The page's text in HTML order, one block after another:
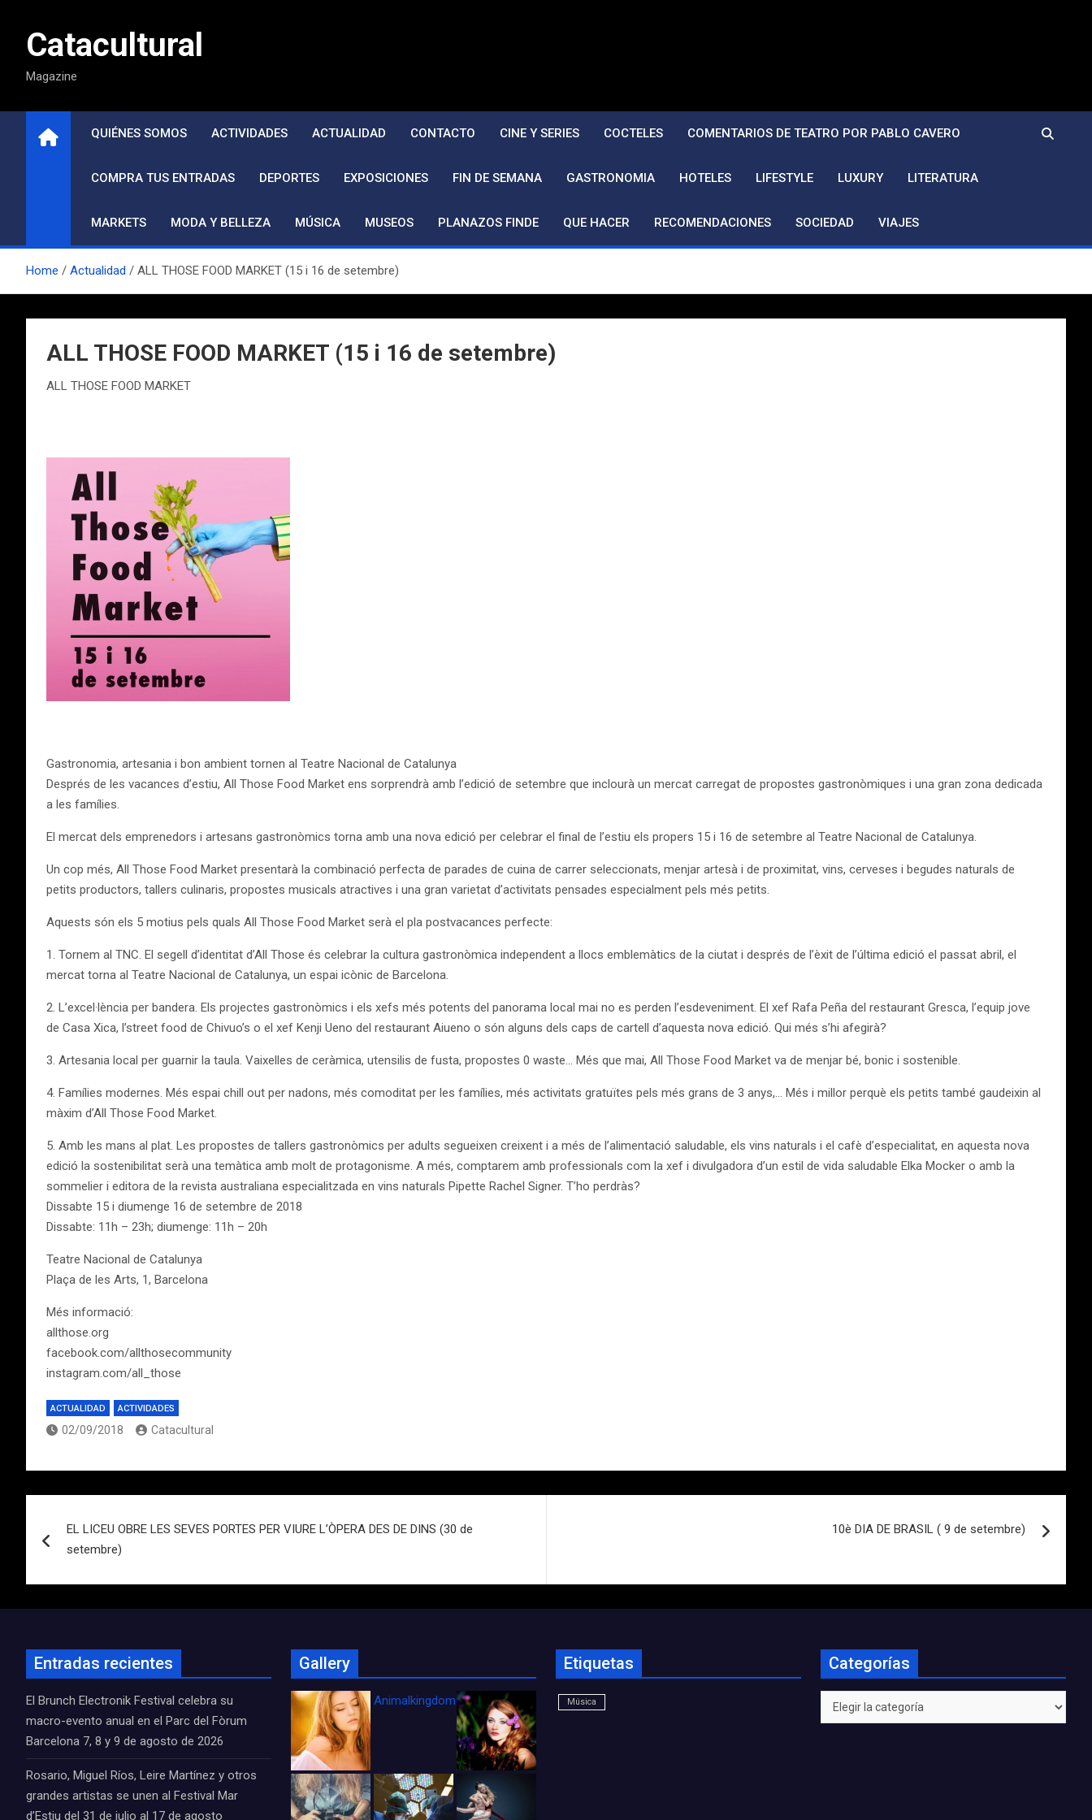
contenidoCatacultural
Magazine
QUIÉNES SOMOS ACTIVIDADES ACTUALIDAD CONTACTO CINE Y SERIES COCTELES COMENTARIOS DE TEATRO POR PABLO CAVERO
COMPRA TUS ENTRADAS DEPORTES EXPOSICIONES FIN DE SEMANA GASTRONOMIA HOTELES LIFESTYLE LUXURY LITERATURA
MARKETS MODA Y BELLEZA MÚSICA MUSEOS PLANAZOS FINDE QUE HACER RECOMENDACIONES SOCIEDAD VIAJES
Home Actualidad ALL THOSE FOOD MARKET (15 i 16 de setembre)
ALL THOSE FOOD MARKET (15 i 16 de setembre)
ALL THOSE FOOD MARKET
Gastronomia, artesania i bon ambient tornen al Teatre Nacional de Catalunya
Després de les vacances d’estiu, All Those Food Market ens sorprendrà amb l’edició de setembre que inclourà un mercat carregat de propostes gastronòmiques i una gran zona dedicada
a les famílies.
El mercat dels emprenedors i artesans gastronòmics torna amb una nova edició per celebrar el final de l’estiu els propers 15 i 16 de setembre al Teatre Nacional de Catalunya.
Un cop més, All Those Food Market presentarà la combinació perfecta de parades de cuina de carrer seleccionats, menjar artesà i de proximitat, vins, cerveses i begudes naturals de
petits productors, tallers culinaris, propostes musicals atractives i una gran varietat d’activitats pensades especialment pels més petits.
Aquests són els 5 motius pels quals All Those Food Market serà el pla postvacances perfecte:
1. Tornem al TNC. El segell d’identitat d’All Those és celebrar la cultura gastronòmica independent a llocs emblemàtics de la ciutat i després de l’èxit de l’última edició el passat abril, el
mercat torna al Teatre Nacional de Catalunya, un espai icònic de Barcelona.
2. L’excel·lència per bandera. Els projectes gastronòmics i els xefs més potents del panorama local mai no es perden l’esdeveniment. El xef Rafa Peña del restaurant Gresca, l’equip jove
de Casa Xica, l’street food de Chivuo’s o el xef Kenji Ueno del restaurant Aiueno o són alguns dels caps de cartell d’aquesta nova edició. Qui més s’hi afegirà?
3. Artesania local per guarnir la taula. Vaixelles de ceràmica, utensilis de fusta, propostes 0 waste… Més que mai, All Those Food Market va de menjar bé, bonic i sostenible.
4. Famílies modernes. Més espai chill out per nadons, més comoditat per les famílies, més activitats gratuïtes pels més grans de 3 anys,… Més i millor perquè els petits també gaudeixin al
màxim d’All Those Food Market.
5. Amb les mans al plat. Les propostes de tallers gastronòmics per adults segueixen creixent i a més de l’alimentació saludable, els vins naturals i el cafè d’especialitat, en aquesta nova
edició la sostenibilitat serà una temàtica amb molt de protagonisme. A més, comptarem amb professionals com la xef i divulgadora d’un estil de vida saludable Elka Mocker o amb la
sommelier i editora de la revista australiana especialitzada en vins naturals Pipette Rachel Signer. T’ho perdràs?
Dissabte 15 i diumenge 16 de setembre de 2018
Dissabte: 11h – 23h; diumenge: 11h – 20h
Teatre Nacional de Catalunya
Plaça de les Arts, 1, Barcelona
Més informació:
allthose.org
facebook.com/allthosecommunity
instagram.com/all_those
ACTUALIDAD ACTIVIDADES
02/09/2018 Catacultural
de
entradas
EL LICEU OBRE LES SEVES PORTES PER VIURE L’ÒPERA DES DE DINS (30 de
setembre)
10è DIA DE BRASIL ( 9 de setembre)
Entradas recientes
El Brunch Electronik Festival celebra su
macro-evento anual en el Parc del Fòrum
Barcelona 7, 8 y 9 de agosto de 2026
Rosario, Miguel Ríos, Leire Martínez y otros
grandes artistas se unen al Festival Mar
d’Estiu del 31 de julio al 17 de agosto
Gallery
Animalkingdom_FichaCine
Etiquetas
Música
Categorías
Categorías